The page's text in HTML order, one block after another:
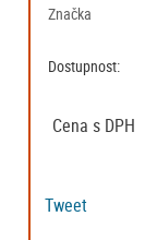
Značka
Dostupnost:
Cena s DPH
Tweet